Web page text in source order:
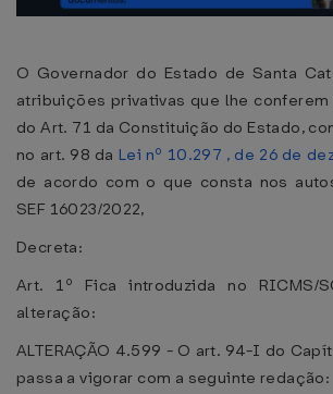
O Governador do Estado de Santa
atribuições privativas que lhe
do Art. 71 da Constituição do Estado,
no art. 98 da Lei nº 10.297 , de 26 de
de acordo com o que consta nos
SEF 16023/2022,
Decreta:
Art. 1º Fica introduzida no RICMS/
alteração:
ALTERAÇÃO 4.599 - O art. 94-I do
passa a vigorar com a seguinte redação: